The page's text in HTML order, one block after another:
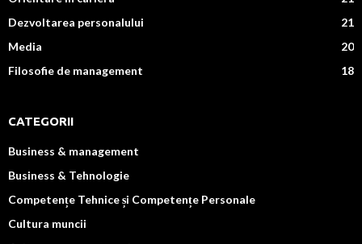
Dezvoltarea personalului
21
Media
20
Filosofie de management
18
CATEGORII
Business & management
Business & Tehnologie
Competențe Tehnice și Competențe Personale
Cultura muncii